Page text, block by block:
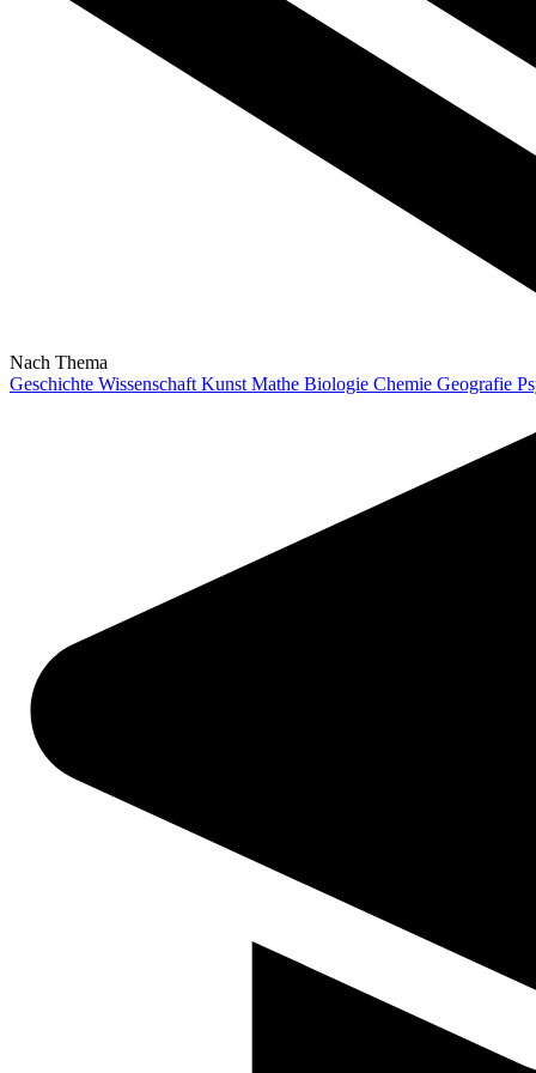
Nach Thema
Geschichte Wissenschaft Kunst Mathe Biologie Chemie Geografie